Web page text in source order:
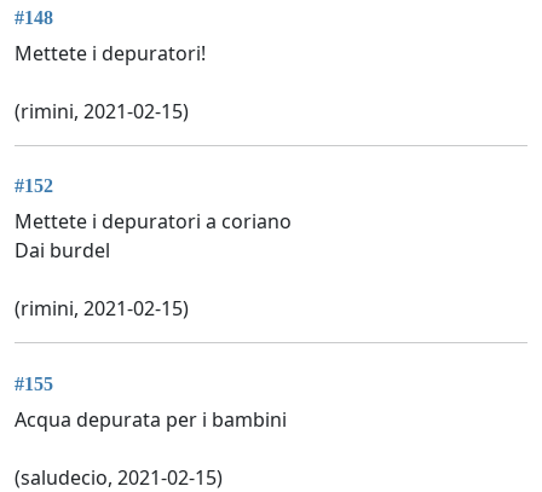
#148
Mettete i depuratori!
(rimini, 2021-02-15)
#152
Mettete i depuratori a coriano
Dai burdel
(rimini, 2021-02-15)
#155
Acqua depurata per i bambini
(saludecio, 2021-02-15)